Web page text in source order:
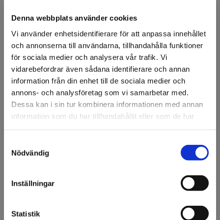
Denna webbplats använder cookies
Vi använder enhetsidentifierare för att anpassa innehållet
och annonserna till användarna, tillhandahålla funktioner
för sociala medier och analysera vår trafik. Vi
vidarebefordrar även sådana identifierare och annan
information från din enhet till de sociala medier och
annons- och analysföretag som vi samarbetar med.
Dessa kan i sin tur kombinera informationen med annan
information som du har tillhandahållit eller som de har
Nödvändig
Inställningar
Statistik
Beskrivning
3M™ Scotchcal™ 50-87 Brilliant Blue.50-serien är en
polymer kalendrerad mellanklassfolie med klart,
permanent häftämne. Lättskuren och lättrensad. Finns i
över 40 färger. Lämplig för applicering på plana eller lätt
kurvade ytor.
Upp till 5 års MCS-garanti.
Utgår efter slutförsäljning.
Specifikation
Fråga om produkt